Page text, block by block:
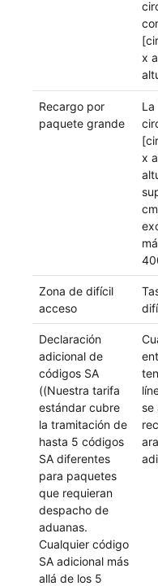
x
Recargo por
paquete grande
La
x
Zona de difícil
acceso
Declaración
adicional de
códigos SA
((Nuestra tarifa
estándar cubre
la tramitación de
hasta 5 códigos
SA diferentes
para paquetes
que requieran
despacho de
aduanas.
Cualquier código
SA adicional más
allá de los 5
se